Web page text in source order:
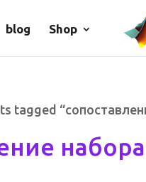
blog Shop
tagged